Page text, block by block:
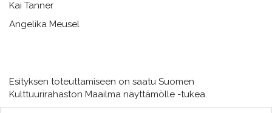
Kai Tanner
Angelika Meusel
Esityksen toteuttamiseen on saatu Suomen
Kulttuurirahaston Maailma näyttämölle -tukea.